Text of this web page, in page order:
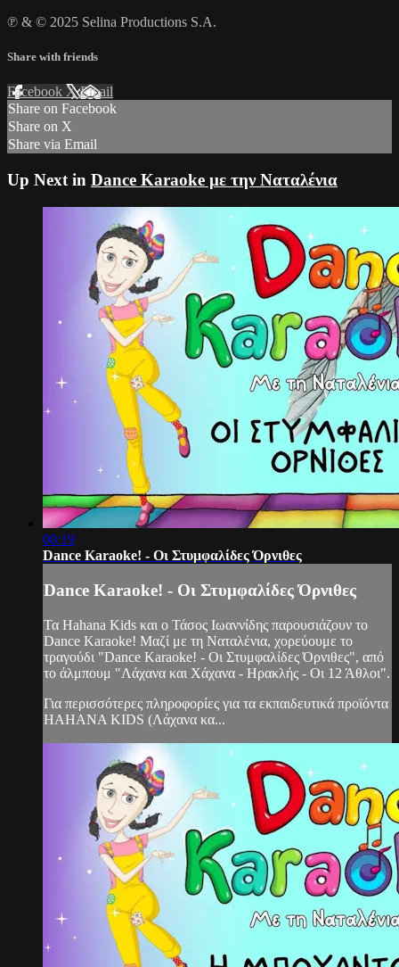
℗ & © 2025 Selina Productions S.A.
Share with friends
Facebook XEmail
Share on Facebook
Share on X
Share via Email
Up Next in Dance Karaoke με την Ναταλένια
08:19
Dance Karaoke! - Οι Στυμφαλίδες Όρνιθες
Dance Karaoke! - Οι Στυμφαλίδες Όρνιθες
Τα Hahana Kids και ο Τάσος Ιωαννίδης παρουσιάζουν το
Dance Karaoke! Μαζί με τη Ναταλένια, χορεύουμε το
τραγούδι "Dance Karaoke! - Οι Στυμφαλίδες Όρνιθες", από
το άλμπουμ "Λάχανα και Χάχανα - Ηρακλής - Οι 12 Άθλοι".
Για περισσότερες πληροφορίες για τα εκπαιδευτικά προϊόντα
HAHANA KIDS (Λάχανα κα...